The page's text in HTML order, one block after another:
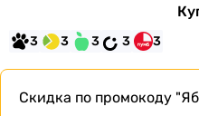
3 3 3 3 3
Скидка по промокоду